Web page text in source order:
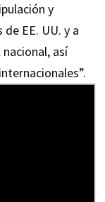
y
EE. UU. y a
así